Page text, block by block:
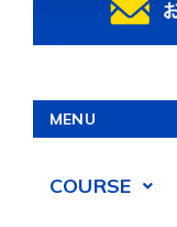
MENU
COURSE